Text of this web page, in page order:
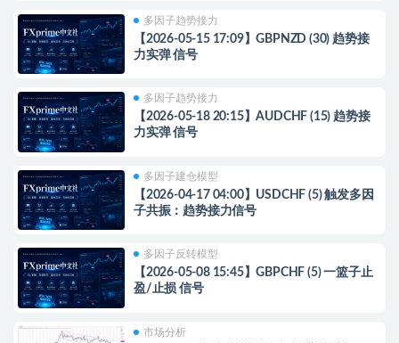
多因子趋势接力
【2026-05-15 17:09】GBPNZD (30) 趋势接
力实弹 信号
多因子趋势接力
【2026-05-18 20:15】AUDCHF (15) 趋势接
力实弹 信号
多因子建仓模型
【2026-04-17 04:00】USDCHF (5) 触发多因
子共振：趋势接力信号
多因子反转模型
【2026-05-08 15:45】GBPCHF (5) 一篮子止
盈/止损 信号
市场分析